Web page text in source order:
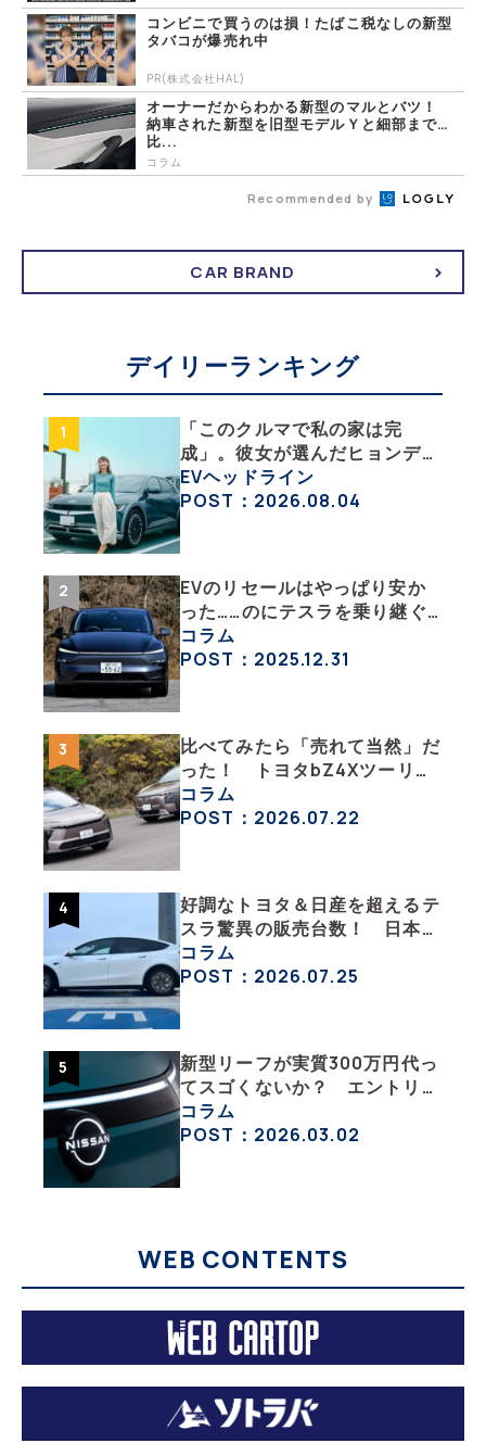
コンビニで買うのは損！たばこ税なしの新型
タバコが爆売れ中
PR(株式会社HAL)
オーナーだからわかる新型のマルとバツ！
納車された新型を旧型モデルＹと細部まで
比...
コラム
Recommended by
CAR BRAND
デイリーランキング
「このクルマで私の家は完
成」。彼女が選んだヒョンデ
「IONIQ 5」の「エネルギーハ
ック」な生活【ななみんEVレ
EVヘッドライン
POST：2026.08.04
EVのリセールはやっぱり安か
った……のにテスラを乗り継ぐ
ってどういうこと？ 【テスラ
沼にはまった大学教授のEV生
コラム
POST：2025.12.31
比べてみたら「売れて当然」だ
った！ トヨタbZ4Xツーリン
グ＆スバル・トレイルシーカー
が販売絶好調なワケ
コラム
POST：2026.07.22
好調なトヨタ＆日産を超えるテ
スラ驚異の販売台数！ 日本の
EV市場はますます拡大
コラム
POST：2026.07.25
新型リーフが実質300万円代っ
てスゴくないか？ エントリー
グレード「B5」の中身を詳細
チェックした
コラム
POST：2026.03.02
WEB CONTENTS